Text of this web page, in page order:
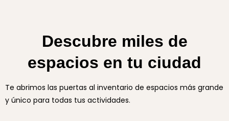
Descubre miles de
espacios en tu ciudad
Te abrimos las puertas al inventario de espacios más grande
y único para todas tus actividades.